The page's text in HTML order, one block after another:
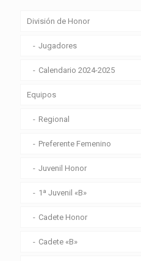
División de Honor
Jugadores
Calendario 2024-2025
Equipos
Regional
Preferente Femenino
Juvenil Honor
1ª Juvenil «B»
Cadete Honor
Cadete «B»